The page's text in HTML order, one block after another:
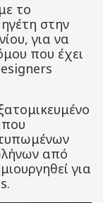
το
στην
για να
που έχει
από
για